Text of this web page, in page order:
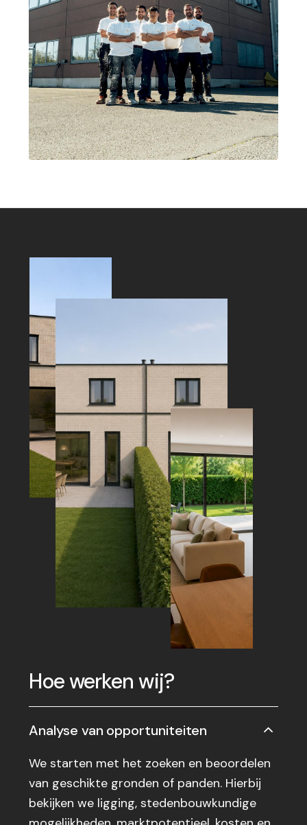
Hoe werken wij?
Analyse van opportuniteiten
We starten met het zoeken en beoordelen
van geschikte gronden of panden. Hierbij
bekijken we ligging, stedenbouwkundige